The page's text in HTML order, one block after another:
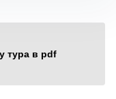
тура в pdf